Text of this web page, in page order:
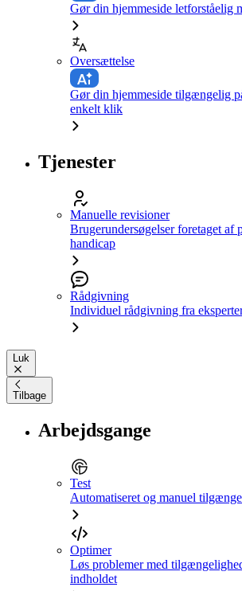
Gør din hjemmeside letforståelig
Oversættelse
Gør din hjemmeside tilgængelig
enkelt klik
Tjenester
Manuelle revisioner
Brugerundersøgelser foretaget af
handicap
Rådgivning
Individuel rådgivning fra
Luk
Tilbage
Arbejdsgange
Test
Automatiseret og manuel
Optimer
Løs problemer med
indholdet